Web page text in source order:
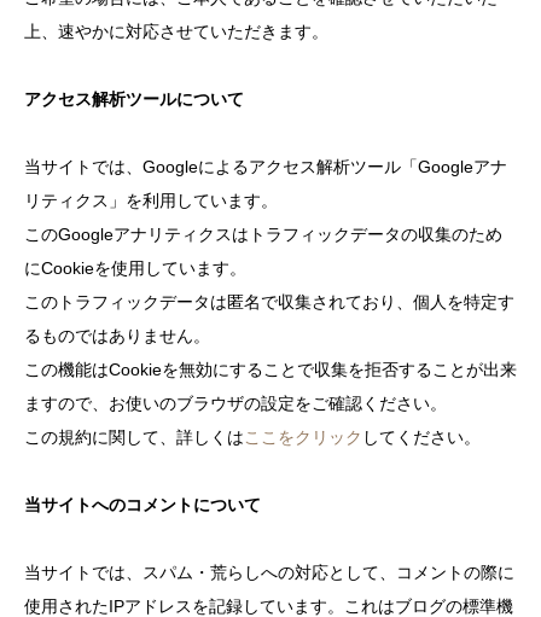
上、速やかに対応させていただきます。
アクセス解析ツールについて
当サイトでは、Googleによるアクセス解析ツール「Googleアナ
リティクス」を利用しています。
このGoogleアナリティクスはトラフィックデータの収集のため
にCookieを使用しています。
このトラフィックデータは匿名で収集されており、個人を特定す
るものではありません。
この機能はCookieを無効にすることで収集を拒否することが出来
ますので、お使いのブラウザの設定をご確認ください。
この規約に関して、詳しくはここをクリック してください。
当サイトへのコメントについて
当サイトでは、スパム・荒らしへの対応として、コメントの際に
使用されたIPアドレスを記録しています。これはブログの標準機